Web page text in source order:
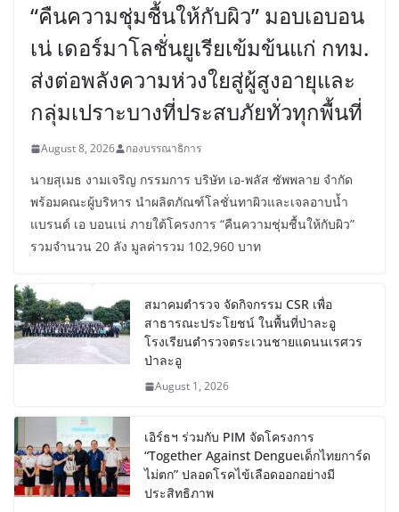
“คืนความชุ่มชื้นให้กับผิว” มอบเอบอน
เน่ เดอร์มาโลชั่นยูเรียเข้มข้นแก่ กทม.
ส่งต่อพลังความห่วงใยสู่ผู้สูงอายุและ
กลุ่มเปราะบางที่ประสบภัยทั่วทุกพื้นที่
August 8, 2026 กองบรรณาธิการ
นายสุเมธ งามเจริญ กรรมการ บริษัท เอ-พลัส ซัพพลาย จำกัด
พร้อมคณะผู้บริหาร นำผลิตภัณฑ์โลชั่นทาผิวและเจลอาบน้ำ
แบรนด์ เอ บอนเน่ ภายใต้โครงการ “คืนความชุ่มชื้นให้กับผิว”
รวมจำนวน 20 ลัง มูลค่ารวม 102,960 บาท
สมาคมตำรวจ จัดกิจกรรม CSR เพื่อ
สาธารณะประโยชน์ ในพื้นที่ป่าละอู
โรงเรียนตำรวจตระเวนชายแดนนเรศวร
ป่าละอู
August 1, 2026
เอิร์ธฯ ร่วมกับ PIM จัดโครงการ
“Together Against Dengueเด็กไทยการ์ด
ไม่ตก” ปลอดโรคไข้เลือดออกอย่างมี
ประสิทธิภาพ